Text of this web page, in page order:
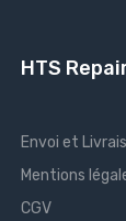
HTS
Envoi et
Mentions
CGV